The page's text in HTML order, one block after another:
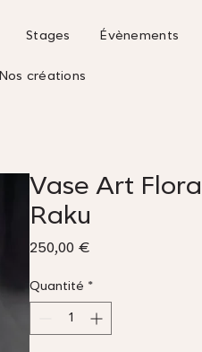
Stages Évènements
Nos créations
Vase Art
Raku
250,00 €
Quantité *